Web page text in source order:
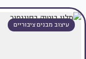
עיצוב מבנים ציבוריים